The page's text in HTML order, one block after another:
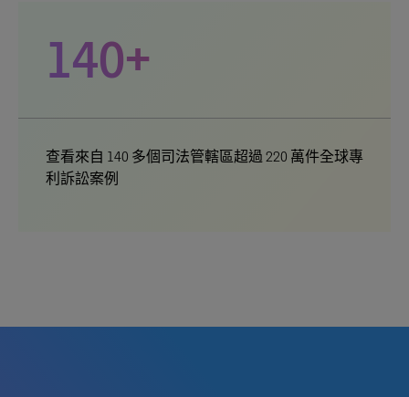
140+
查看來自 140 多個司法管轄區超過 220 萬件全球專
利訴訟案例